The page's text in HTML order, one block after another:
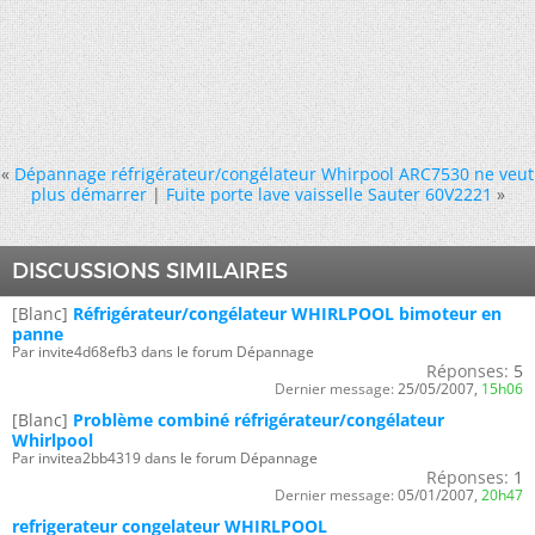
« Dépannage réfrigérateur/congélateur Whirpool ARC7530 ne veut
plus démarrer|Fuite porte lave vaisselle Sauter 60V2221 »
DISCUSSIONS SIMILAIRES
[Blanc] Réfrigérateur/congélateur WHIRLPOOL bimoteur en
panne
Par invite4d68efb3 dans le forum Dépannage
Réponses: 5
Dernier message: 25/05/2007, 15h06
[Blanc] Problème combiné réfrigérateur/congélateur
Whirlpool
Par invitea2bb4319 dans le forum Dépannage
Réponses: 1
Dernier message: 05/01/2007, 20h47
refrigerateur congelateur WHIRLPOOL